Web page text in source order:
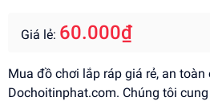
Giá lẻ: 60.000₫
Mua đồ chơi lắp ráp giá rẻ, an toàn
Dochoitinphat.com. Chúng tôi